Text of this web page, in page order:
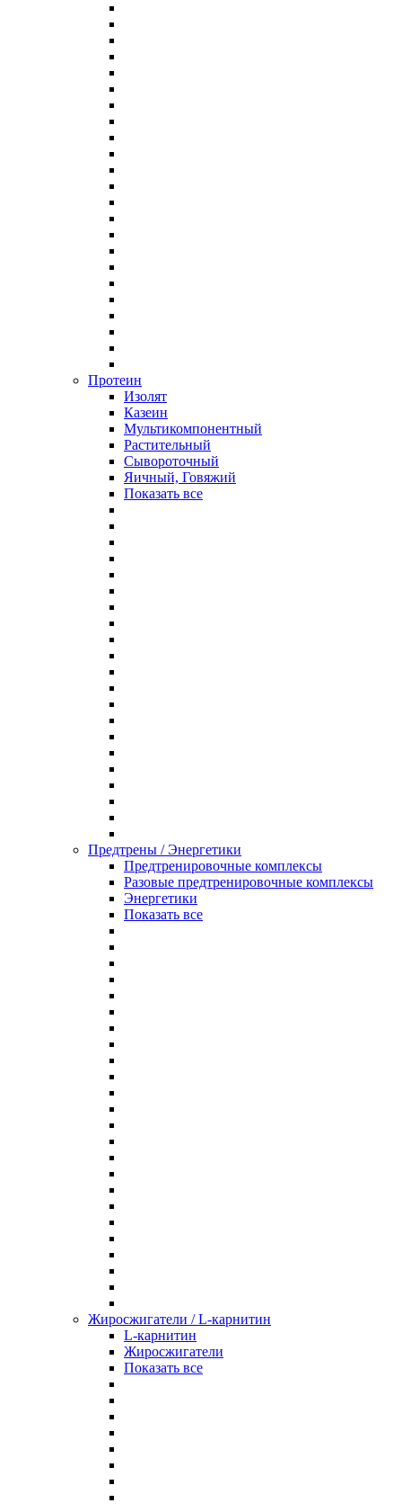
Протеин
Изолят
Казеин
Мультикомпонентный
Растительный
Сывороточный
Яичный, Говяжий
Показать все
Предтрены / Энергетики
Предтренировочные комплексы
Разовые предтренировочные комплексы
Энергетики
Показать все
Жиросжигатели / L-карнитин
L-карнитин
Жиросжигатели
Показать все